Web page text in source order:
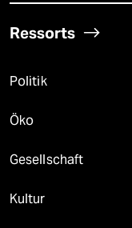
Ressorts
Politik
Öko
Gesellschaft
Kultur